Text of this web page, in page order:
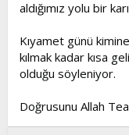
aldığımız yolu bir
Kıyamet günü
kılmak kadar kısa
olduğu söyleniyor.
Doğrusunu Allah